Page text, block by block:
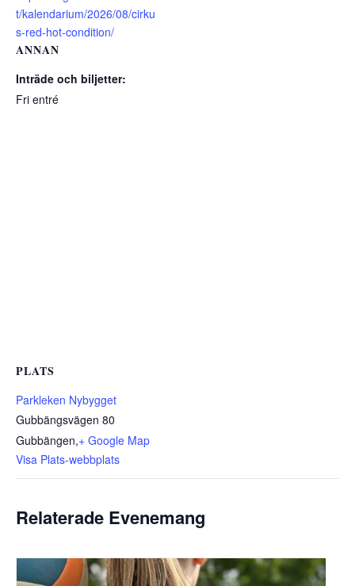
t/kalendarium/2026/08/cirku
s-red-hot-condition/
ANNAN
Inträde och biljetter:
Fri entré
PLATS
Parkleken Nybygget
Gubbängsvägen 80
Gubbängen,+ Google Map
Visa Plats-webbplats
Relaterade Evenemang